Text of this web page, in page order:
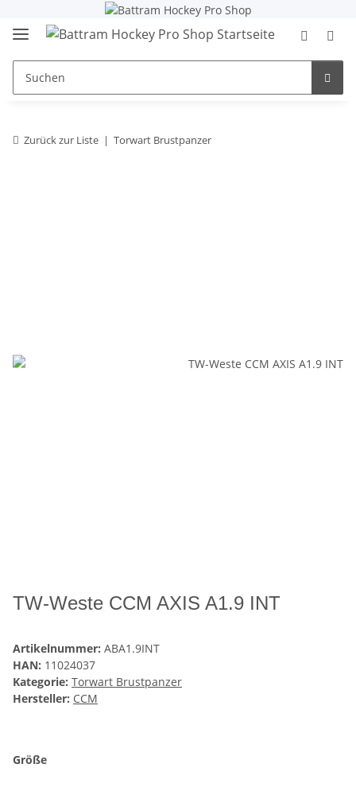
Zurück zur Liste Torwart Brustpanzer
TW-Weste CCM AXIS A1.9 INT
Artikelnummer: ABA1.9INT
HAN: 11024037
Kategorie: Torwart Brustpanzer
Hersteller: CCM
Größe